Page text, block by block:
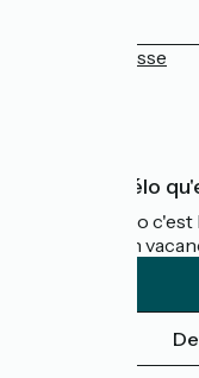
Espace Presse
Accueil Vélo
Accueil Vélo
cyclistes en